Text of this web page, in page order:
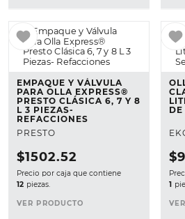
EMPAQUE Y VÁLVULA
PARA OLLA EXPRESS®
PRESTO CLÁSICA 6, 7 Y 8
L 3 PIEZAS-
REFACCIONES
PRESTO
$1502.52
Precio por caja que contiene
12 piezas.
VER PRODUCTO
$
1